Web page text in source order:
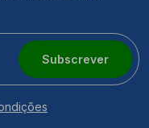
Subscrever